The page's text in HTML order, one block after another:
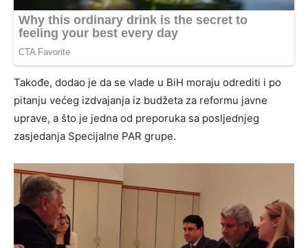
Takođe, dodao je da se vlade u BiH moraju odrediti i po
pitanju većeg izdvajanja iz budžeta za reformu javne
uprave, a što je jedna od preporuka sa posljednjeg
zasjedanja Specijalne PAR grupe.